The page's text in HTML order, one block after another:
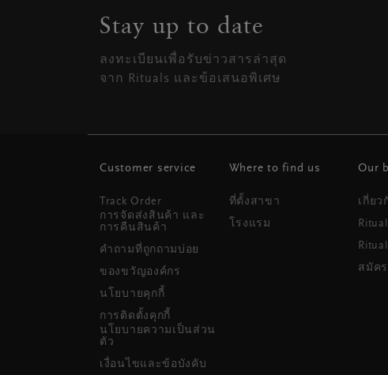
Stay up to date
ลงทะเบียนเพื่อรับข่าวสารล่าสุด
จาก Rituals และข้อเสนอพิเศษ
Customer service
Track Order
การจัดส่งสินค้า และ
การคืนสินค้า
คำถามที่ถูกถามบ่อย
ของขวัญองค์กร
นโยบายคุกกี้
การติดตั้งคุกกี้
นโยบายความเป็นส่วน
ตัว
เงื่อนไขและข้อบังคับ
Where to find us
ที่ตั้งสาขา
โรงแรม
Our
เกี่ยว
สมัค